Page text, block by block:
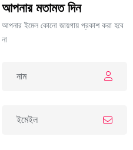
আপনার মতামত দিন
আপনার ইমেল কোনো জায়গায় প্রকাশ করা হবে
না